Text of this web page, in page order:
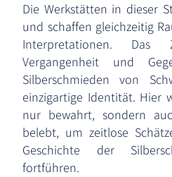
Die Werkstätten in dieser
und schaffen gleichzeitig
Interpretationen. Das
Vergangenheit und
Silberschmieden von
einzigartige Identität. Hier
nur bewahrt, sondern
belebt, um zeitlose
Geschichte der
fortführen.